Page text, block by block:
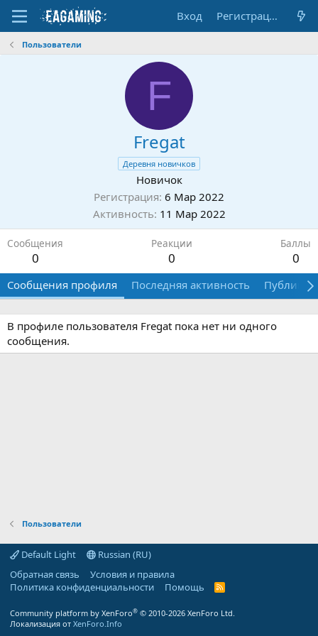
Вход Регистрация
Пользователи
F
Fregat
Деревня новичков
Новичок
Регистрация 6 Мар 2022
Активность 11 Мар 2022
Сообщения
0
Реакции
0
Баллы
0
Сообщения профиля Последняя активность
В профиле пользователя Fregat пока нет ни одного
сообщения.
Пользователи
Default Light
Russian (RU)
Обратная связь
Условия и правила
Политика конфиденциальности
Помощь
R
Community platform by XenForo® © 2010-2026 XenForo Ltd.
Локализация от XenForo.Info